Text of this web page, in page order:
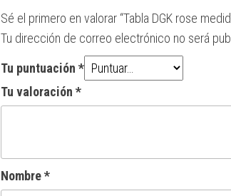
Sé el primero en valorar “Tabla DGK rose
Tu dirección de correo electrónico no será
Tu puntuación *
Tu valoración *
Nombre*